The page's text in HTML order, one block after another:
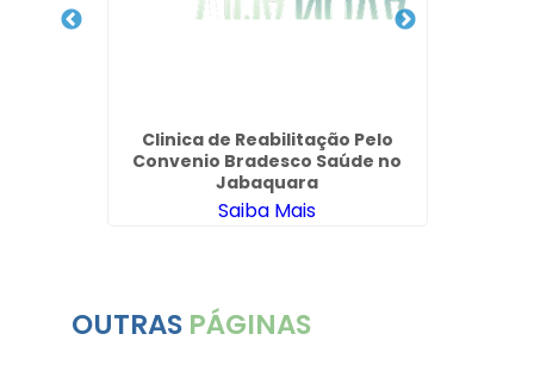
Clinica de Reabilitação Pelo
Convenio Bradesco Saúde no
Jabaquara
Saiba Mais
OUTRAS PÁGINAS